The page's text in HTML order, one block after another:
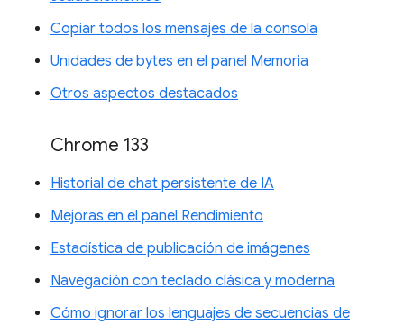
Copiar todos los mensajes de la consola
Unidades de bytes en el panel Memoria
Otros aspectos destacados
Chrome 133
Historial de chat persistente de IA
Mejoras en el panel Rendimiento
Estadística de publicación de imágenes
Navegación con teclado clásica y moderna
Cómo ignorar los lenguajes de secuencias de